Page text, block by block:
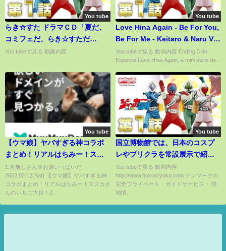
You tube
らき☆すた ドラマＣＤ「夏だ、
コミフェだ、らき☆すただ
っ！」～１
You tubeで見る 動画内容...
You tube
Love Hina Again - Be For You,
Be For Me - Keitaro & Naru Ver.
(Ending 3) (Legendado PT-BR)
You tubeで見る 動画内容 Ending 3 do
Especial Love Hina Again, a mini série de...
You tube
【ウマ娘】ヤバすぎる神コラボ
まとめ！リアルはちみー！スズ
カさんのいちご大福！ZONeエナ
ジー/一番くじ/フィギュア原型
etc！【のっちんTV ウマ娘プリ
め うまむすめ】
1:名無しさん＠お腹いっぱいだ
2022.02.12(Sat) 【ウマ娘】ヤバすぎる神
コラボまとめ！リアルはちみー！スズカさ
んのいちご大福！Z...
You tube
国立博物館では、日本のコスプ
レやプリクラを常設展示で紹介
しています
You tubeで見る 動画内容
http://www.hokuoryoko.com デンマークの
完全プライベート・ガイドサービス・ 現
地情...